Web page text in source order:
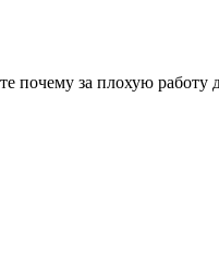
почему за плохую работу